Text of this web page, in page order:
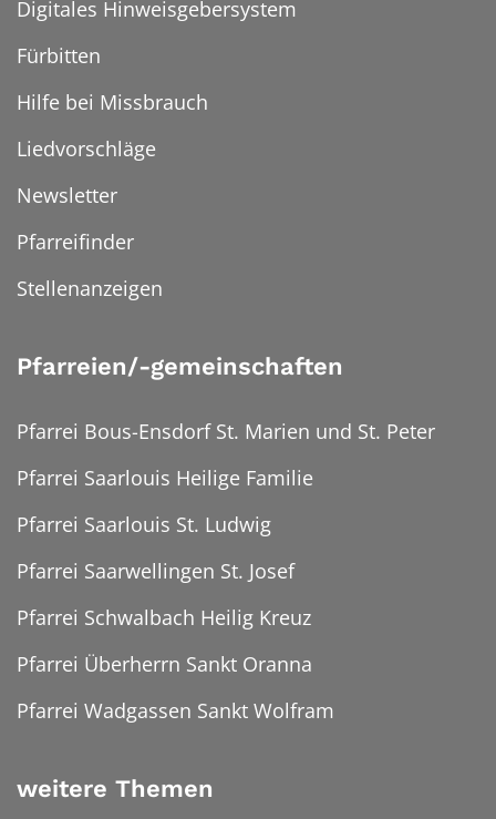
Digitales Hinweisgebersystem
Fürbitten
Hilfe bei Missbrauch
Liedvorschläge
Newsletter
Pfarreifinder
Stellenanzeigen
Pfarreien/-gemeinschaften
Pfarrei Bous-Ensdorf St. Marien und St. Peter
Pfarrei Saarlouis Heilige Familie
Pfarrei Saarlouis St. Ludwig
Pfarrei Saarwellingen St. Josef
Pfarrei Schwalbach Heilig Kreuz
Pfarrei Überherrn Sankt Oranna
Pfarrei Wadgassen Sankt Wolfram
weitere Themen